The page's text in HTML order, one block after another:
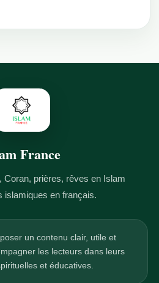
France
Coran, prières, rêves en Islam
islamiques en français.
un contenu clair, utile et
les lecteurs dans leurs
et éducatives.